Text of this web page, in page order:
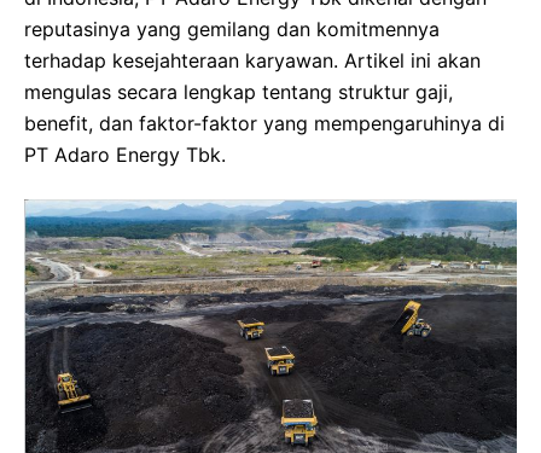
reputasinya yang gemilang dan komitmennya
terhadap kesejahteraan karyawan. Artikel ini akan
mengulas secara lengkap tentang struktur gaji,
benefit, dan faktor-faktor yang mempengaruhinya di
PT Adaro Energy Tbk.